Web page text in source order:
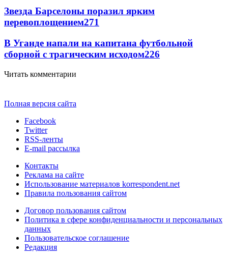
Звезда Барселоны поразил ярким
перевоплощением271
В Уганде напали на капитана футбольной
сборной с трагическим исходом226
Читать комментарии
Полная версия сайта
Facebook
Twitter
RSS-ленты
E-mail рассылка
Контакты
Реклама на сайте
Использование материалов korrespondent.net
Правила пользования сайтом
Договор пользования сайтом
Политика в сфере конфиденциальности и персональных
данных
Пользовательское соглашение
Редакция